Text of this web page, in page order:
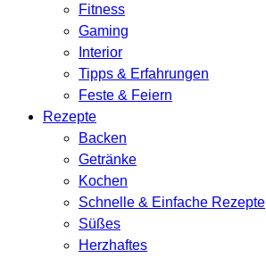
Fitness
Gaming
Interior
Tipps & Erfahrungen
Feste & Feiern
Rezepte
Backen
Getränke
Kochen
Schnelle & Einfache Rezepte
Süßes
Herzhaftes